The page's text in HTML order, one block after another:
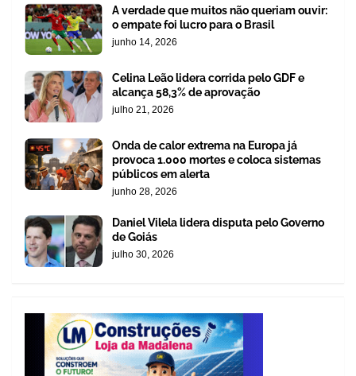
A verdade que muitos não queriam ouvir:
o empate foi lucro para o Brasil
junho 14, 2026
Celina Leão lidera corrida pelo GDF e
alcança 58,3% de aprovação
julho 21, 2026
Onda de calor extrema na Europa já
provoca 1.000 mortes e coloca sistemas
públicos em alerta
junho 28, 2026
Daniel Vilela lidera disputa pelo Governo
de Goiás
julho 30, 2026